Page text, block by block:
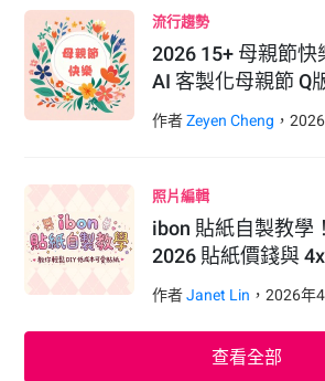
流行趨勢
2026 15+ 母親節快
AI 客製化母親節 Q
作者Zeyen Cheng ，2026
照片編輯
ibon 貼紙自製教學
2026 貼紙價錢與
作者Janet Lin ，2026年4
查看全部